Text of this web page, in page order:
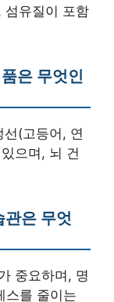
섬유질이 포함
은 무엇인
(고등어, 연
으며, 뇌 건
은 무엇
중요하며, 명
스를 줄이는